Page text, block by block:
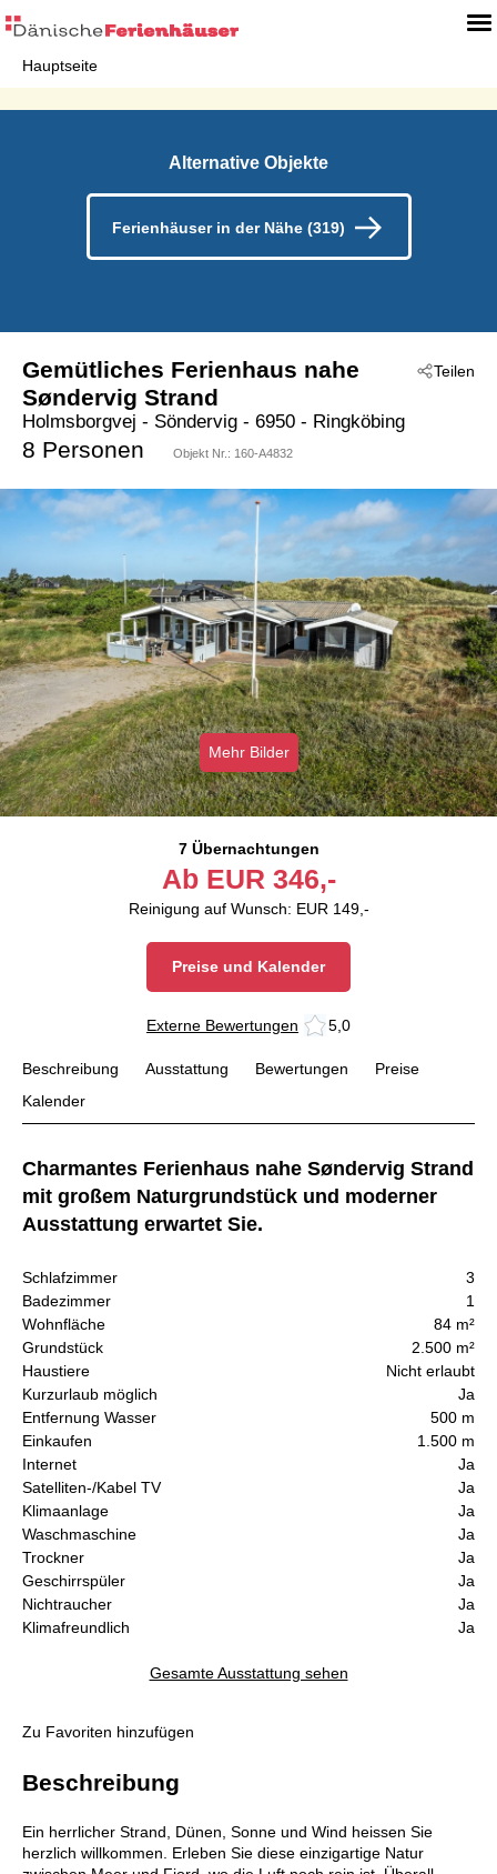
Hauptseite
Alternative Objekte
Ferienhäuser in der Nähe (319)
Teilen
Gemütliches Ferienhaus nahe
Søndervig Strand
Holmsborgvej - Söndervig - 6950 - Ringköbing
8 Personen Objekt Nr.: 160-A4832
Mehr Bilder
7 Übernachtungen
Ab EUR 346,-
Reinigung auf Wunsch: EUR 149,-
Preise und Kalender
Externe Bewertungen 5,0
Beschreibung Ausstattung Bewertungen
Preise
Kalender
Charmantes Ferienhaus nahe Søndervig Strand
mit großem Naturgrundstück und moderner
Ausstattung erwartet Sie.
Schlafzimmer
3
Badezimmer
1
Wohnfläche
84 m²
Grundstück
2.500 m²
Haustiere
Nicht erlaubt
Kurzurlaub möglich
Ja
Entfernung Wasser
500 m
Einkaufen
1.500 m
Internet
Ja
Satelliten-/Kabel TV
Ja
Klimaanlage
Ja
Waschmaschine
Ja
Trockner
Ja
Geschirrspüler
Ja
Nichtraucher
Ja
Klimafreundlich
Ja
Gesamte Ausstattung sehen
Zu Favoriten hinzufügen
Beschreibung
Ein herrlicher Strand, Dünen, Sonne und Wind heissen Sie
herzlich willkommen. Erleben Sie diese einzigartige Natur